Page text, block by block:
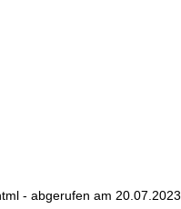
- abgerufen am 20.07.2023